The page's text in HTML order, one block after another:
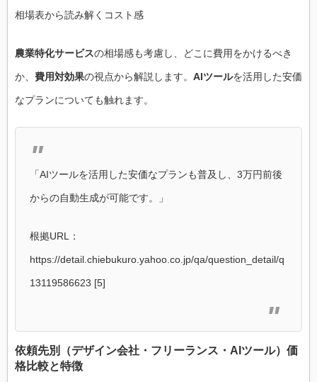
相場表から読み解くコスト感
農業特化サービスの相場感も考慮し、どこに費用をかけるべき
か、 費用対効果の視点から解説します。 AIツールを活用した安価
なプランについても触れます。
「AIツールを活用した安価なプランも普及し、3万円前後
からの自動生成が可能です。」
根拠URL：
https://detail.chiebukuro.yahoo.co.jp/qa/question_detail/q
13119586623 [5]
依頼先別（デザイン会社・フリーランス・AIツール）価
格比較と特徴